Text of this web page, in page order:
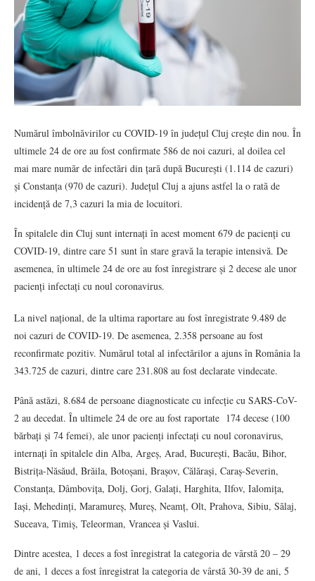
Numărul îmbolnăvirilor cu COVID-19 în județul Cluj crește din nou. În
ultimele 24 de ore au fost confirmate 586 de noi cazuri, al doilea cel
mai mare număr de infectări din țară după București (1.114 de cazuri)
și Constanța (970 de cazuri). Județul Cluj a ajuns astfel la o rată de
incidență de 7,3 cazuri la mia de locuitori.
În spitalele din Cluj sunt internați în acest moment 679 de pacienți cu
COVID-19, dintre care 51 sunt în stare gravă la terapie intensivă. De
asemenea, în ultimele 24 de ore au fost înregistrare și 2 decese ale unor
pacienți infectați cu noul coronavirus.
La nivel național, de la ultima raportare au fost înregistrate 9.489 de
noi cazuri de COVID-19. De asemenea, 2.358 persoane au fost
reconfirmate pozitiv. Numărul total al infectărilor a ajuns în România la
343.725 de cazuri, dintre care 231.808 au fost declarate vindecate.
Până astăzi, 8.684 de persoane diagnosticate cu infecție cu SARS-CoV-
2 au decedat. În ultimele 24 de ore au fost raportate 174 decese (100
bărbați și 74 femei), ale unor pacienți infectați cu noul coronavirus,
internați în spitalele din Alba, Argeș, Arad, București, Bacău, Bihor,
Bistrița-Năsăud, Brăila, Botoșani, Brașov, Călărași, Caraș-Severin,
Constanța, Dâmbovița, Dolj, Gorj, Galați, Harghita, Ilfov, Ialomița,
Iași, Mehedinți, Maramureș, Mureș, Neamț, Olt, Prahova, Sibiu, Sălaj,
Suceava, Timiș, Teleorman, Vrancea și Vaslui.
Dintre acestea, 1 deces a fost înregistrat la categoria de vârstă 20 – 29
de ani, 1 deces a fost înregistrat la categoria de vârstă 30-39 de ani, 5